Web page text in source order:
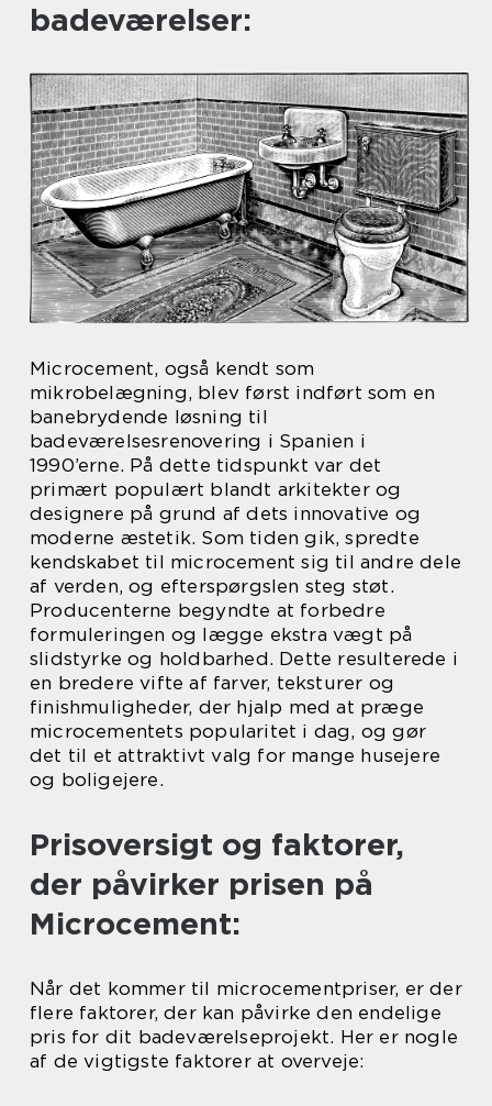
badeværelser:
Microcement, også kendt som
mikrobelægning, blev først indført som en
banebrydende løsning til
badeværelsesrenovering i Spanien i
1990’erne. På dette tidspunkt var det
primært populært blandt arkitekter og
designere på grund af dets innovative og
moderne æstetik. Som tiden gik, spredte
kendskabet til microcement sig til andre dele
af verden, og efterspørgslen steg støt.
Producenterne begyndte at forbedre
formuleringen og lægge ekstra vægt på
slidstyrke og holdbarhed. Dette resulterede i
en bredere vifte af farver, teksturer og
finishmuligheder, der hjalp med at præge
microcementets popularitet i dag, og gør
det til et attraktivt valg for mange husejere
og boligejere.
Prisoversigt og faktorer,
der påvirker prisen på
Microcement:
Når det kommer til microcementpriser, er der
flere faktorer, der kan påvirke den endelige
pris for dit badeværelseprojekt. Her er nogle
af de vigtigste faktorer at overveje: